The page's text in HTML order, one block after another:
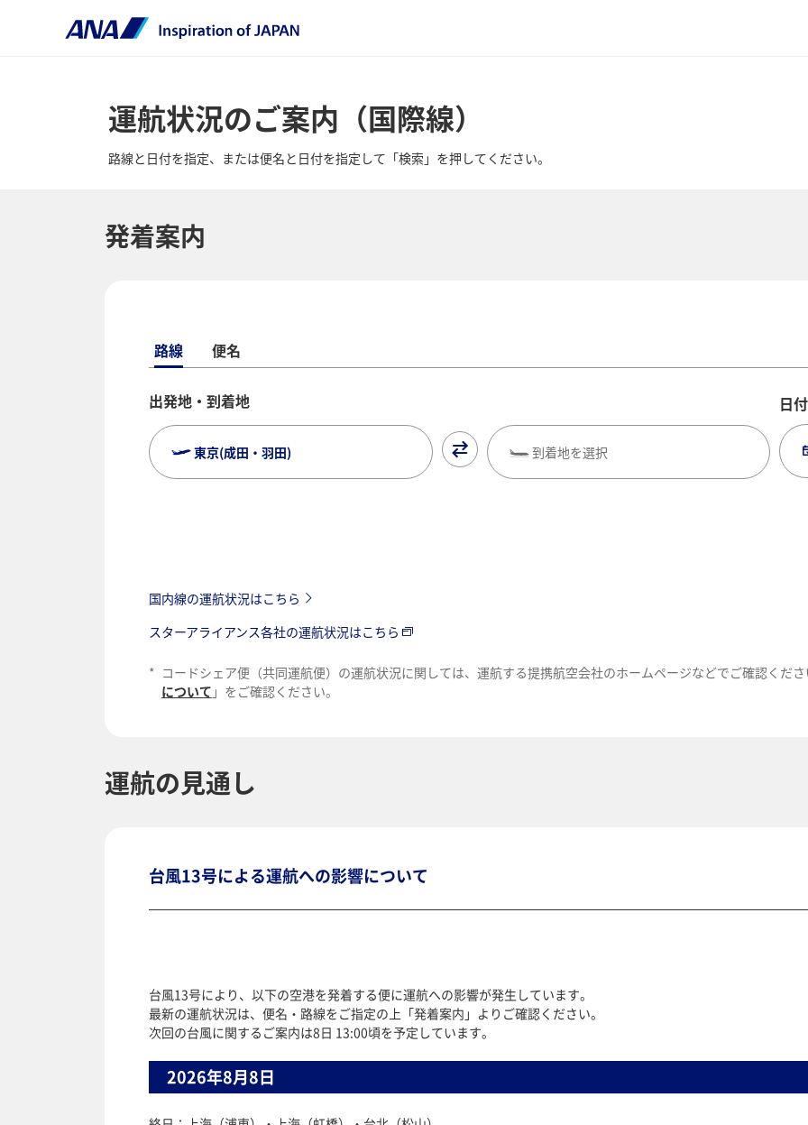
運航状況のご案内（国際線）
路線と日付を指定、または便名と日付を指定して「検索」を押してください。
発着案内
路線 便名
出発地・到着地
東京(成田・羽田) 到着地を選択
日付
国内線の運航状況はこちら
スターアライアンス各社の運航状況はこちら
* コードシェア便（共同運航便）の運航状況に関しては、運航する提携航空会社のホームページなどでご確認くだ
について 」をご確認ください。
運航の見通し
台風13号による運航への影響について
台風13号により、以下の空港を発着する便に運航への影響が発生しています。
最新の運航状況は、便名・路線をご指定の上「発着案内」よりご確認ください。
次回の台風に関するご案内は8日 13:00頃を予定しています。
2026年8月8日